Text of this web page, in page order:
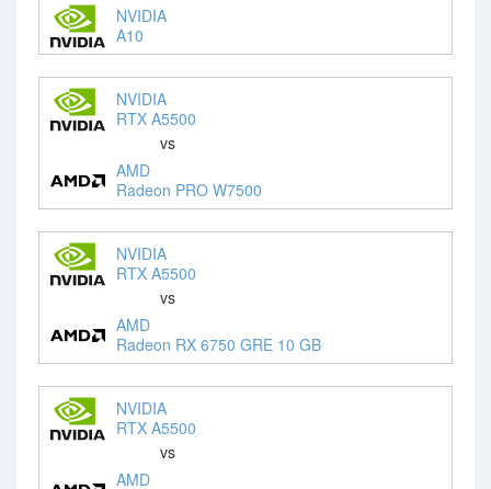
NVIDIA
A10
NVIDIA
RTX A5500
vs
AMD
Radeon PRO W7500
NVIDIA
RTX A5500
vs
AMD
Radeon RX 6750 GRE 10 GB
NVIDIA
RTX A5500
vs
AMD